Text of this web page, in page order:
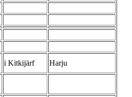
i Kitkijärf Harju